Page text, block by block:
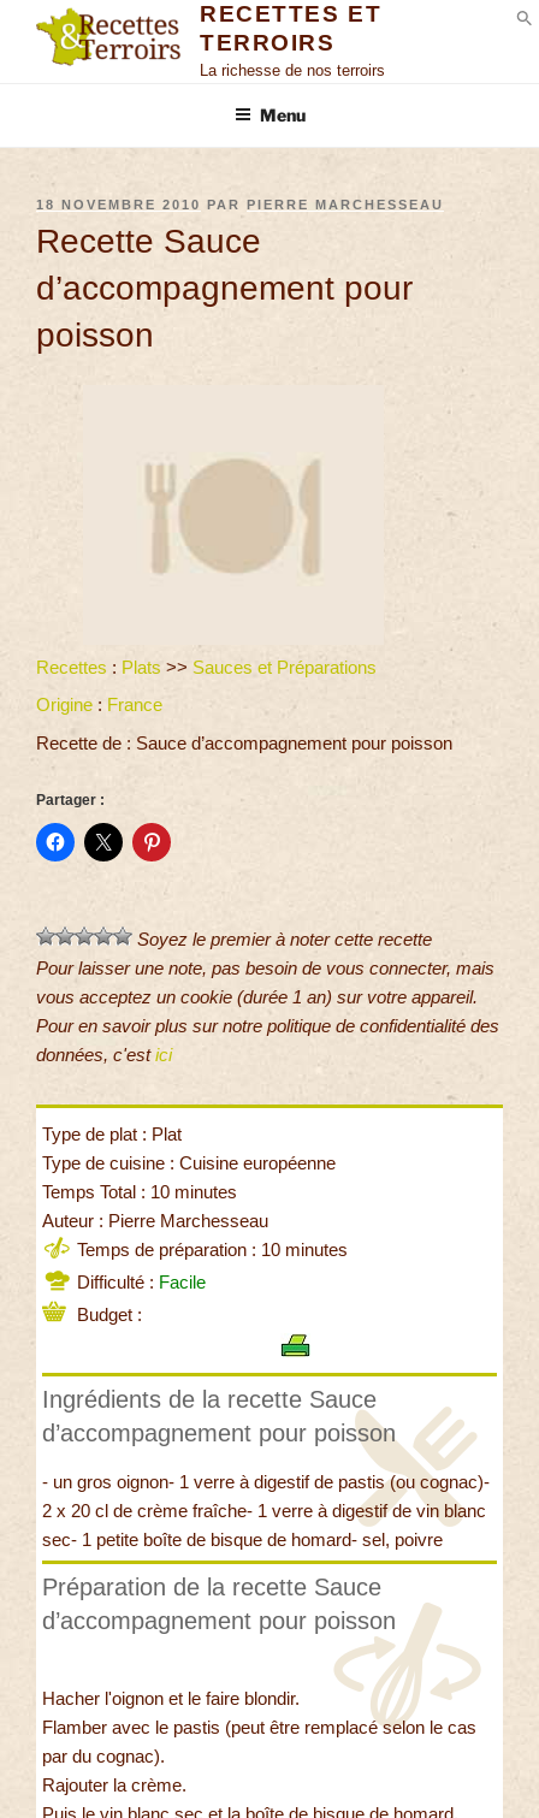
RECETTES ET
TERROIRS
La richesse de nos terroirs
Menu
18 NOVEMBRE 2010 PAR PIERRE MARCHESSEAU
Recette Sauce
d’accompagnement pour
poisson
Recettes : Plats >> Sauces et Préparations
Origine : France
Recette de : Sauce d’accompagnement pour poisson
Partager :
Soyez le premier à noter cette recette
Pour laisser une note, pas besoin de vous connecter, mais
vous acceptez un cookie (durée 1 an) sur votre appareil.
Pour en savoir plus sur notre politique de confidentialité des
données, c'estici
Type de plat : Plat
Type de cuisine : Cuisine européenne
Temps Total : 10 minutes
Auteur : Pierre Marchesseau
Temps de préparation : 10 minutes
Difficulté : Facile
Budget :
Ingrédients de la recette Sauce
d’accompagnement pour poisson
- un gros oignon- 1 verre à digestif de pastis (ou cognac)-
2 x 20 cl de crème fraîche- 1 verre à digestif de vin blanc
sec- 1 petite boîte de bisque de homard- sel, poivre
Préparation de la recette Sauce
d’accompagnement pour poisson
Hacher l'oignon et le faire blondir.
Flamber avec le pastis (peut être remplacé selon le cas
par du cognac).
Rajouter la crème.
Puis le vin blanc sec et la boîte de bisque de homard.